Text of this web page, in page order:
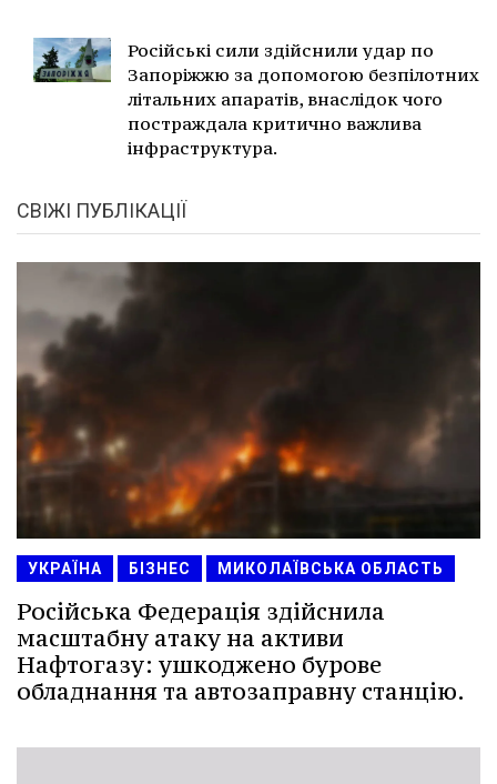
Російські сили здійснили удар по
Запоріжжю за допомогою безпілотних
літальних апаратів, внаслідок чого
постраждала критично важлива
інфраструктура.
СВІЖІ ПУБЛІКАЦІЇ
УКРАЇНА БІЗНЕС МИКОЛАЇВСЬКА ОБЛАСТЬ
Російська Федерація здійснила
масштабну атаку на активи
Нафтогазу: ушкоджено бурове
обладнання та автозаправну станцію.